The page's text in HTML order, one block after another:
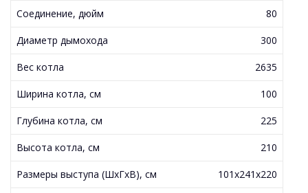
Соединение, дюйм 80
Диаметр дымохода 300
Вес котла 2635
Ширина котла, см 100
Глубина котла, см 225
Высота котла, см 210
Размеры выступа (ШхГхВ), см 101x241x220